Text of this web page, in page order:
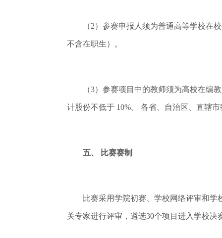
（2）参赛申报人须为普通高等学校在校
不含在职生）。
（3）参赛项目中的教师须为高校在编教
计股份不低于 10%。 各省、自治区、直辖
五、 比赛赛制
比赛采用学院初赛、学校网络评审和学校
关专家进行评审，遴选30个项目进入学校决